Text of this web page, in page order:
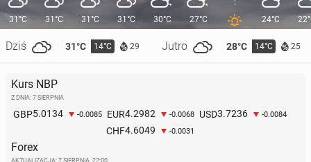
31°C
Dziś 31°C 14°C 29 Jutro 28°C 14°C 25
31°C 31°C 31°C 30°C 27°C 24°C
Kurs NBP
Z DNIA: 7 SIERPNIA
GBP5.0134 -0.0085 EUR4.2982 -0.0068 USD3.7236 -0.0084
CHF4.6049 -0.0031
Forex
AKTUALIZACJA: 7 SIERPNIA, 22:00